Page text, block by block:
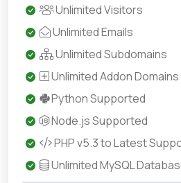
Unlimited Visitors
Unlimited Emails
Unlimited Subdomains
Unlimited Addon Domains
Python Supported
Node.js Supported
PHP v5.3 to Latest
Unlimited MySQL